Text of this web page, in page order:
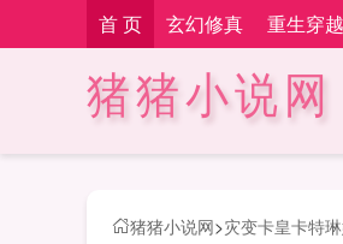
首 页 玄幻修真 重生穿越
猪猪小说网
猪猪小说网>灾变卡皇卡特